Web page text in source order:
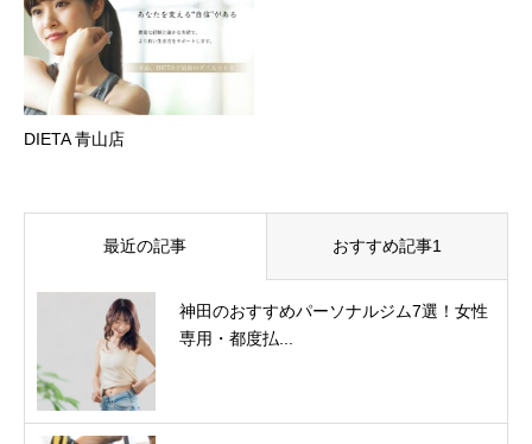
DIETA 青山店
最近の記事 おすすめ記事1
神田のおすすめパーソナルジム7選！女性
専用・都度払...